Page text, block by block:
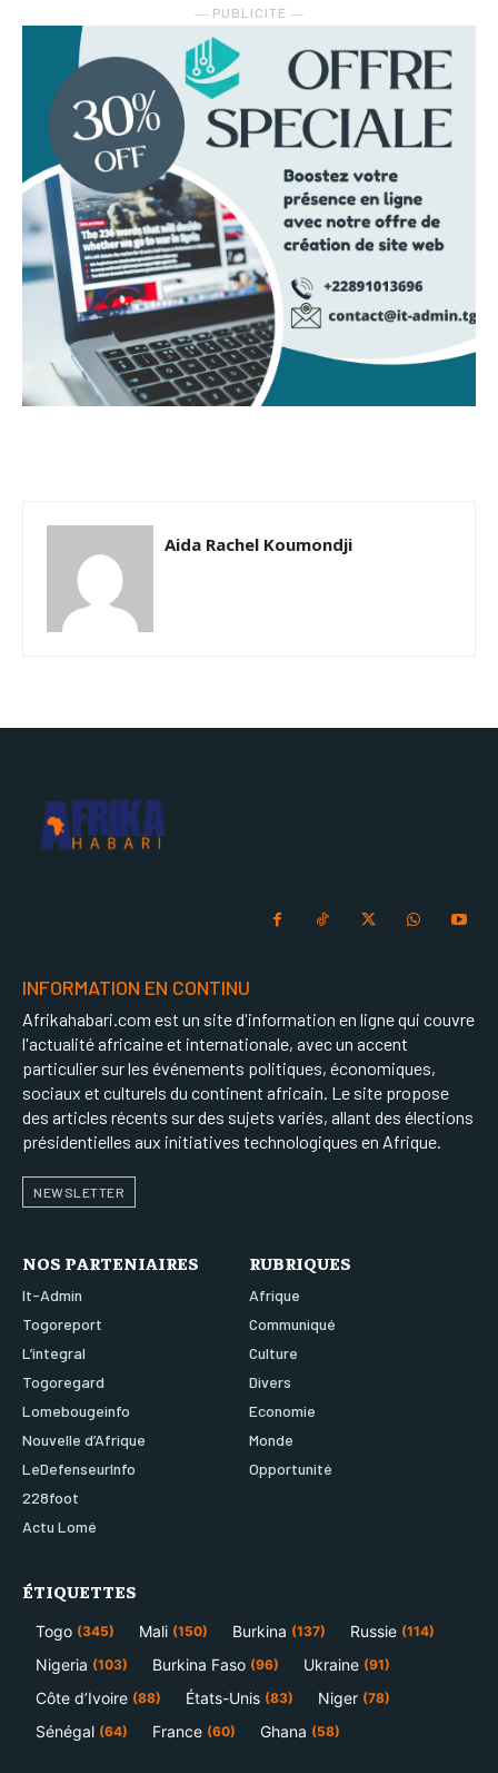
― PUBLICITE ―
Aida Rachel Koumondji
INFORMATION EN CONTINU
Afrikahabari.com est un site d'information en ligne qui couvre
l'actualité africaine et internationale, avec un accent
particulier sur les événements politiques, économiques,
sociaux et culturels du continent africain. Le site propose
des articles récents sur des sujets variés, allant des élections
présidentielles aux initiatives technologiques en Afrique.
NEWSLETTER
NOS PARTENIAIRES
It-Admin
Togoreport
L’integral
Togoregard
Lomebougeinfo
Nouvelle d’Afrique
LeDefenseurInfo
228foot
Actu Lomé
RUBRIQUES
Afrique
Communiqué
Culture
Divers
Economie
Monde
Opportunité
ÉTIQUETTES
Togo (345) Mali (150) Burkina (137) Russie (114)
Nigeria (103) Burkina Faso (96) Ukraine (91)
Côte d’Ivoire (88) États-Unis (83) Niger (78)
Sénégal (64) France (60) Ghana (58)